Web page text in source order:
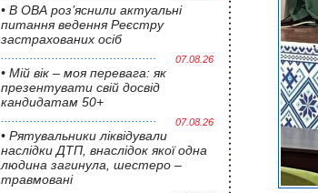
• В ОВА роз’яснили актуальні
питання ведення Реєстру
застрахованих осіб
07.08.26
• Мій вік – моя перевага: як
презентувати свій досвід
кандидатам 50+
07.08.26
• Pятувальники ліквідували
наслідки ДТП, внаслідок якої одна
людина загинула, шестеро –
травмовані